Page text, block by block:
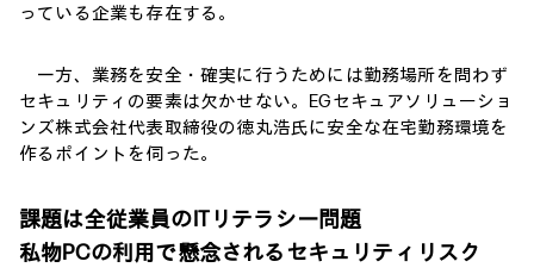
っている企業も存在する。
一方、業務を安全・確実に行うためには勤務場所を問わず
セキュリティの要素は欠かせない。EGセキュアソリューショ
ンズ株式会社代表取締役の徳丸浩氏に安全な在宅勤務環境を
作るポイントを伺った。
課題は全従業員のITリテラシー問題
私物PCの利用で懸念されるセキュリティリスク